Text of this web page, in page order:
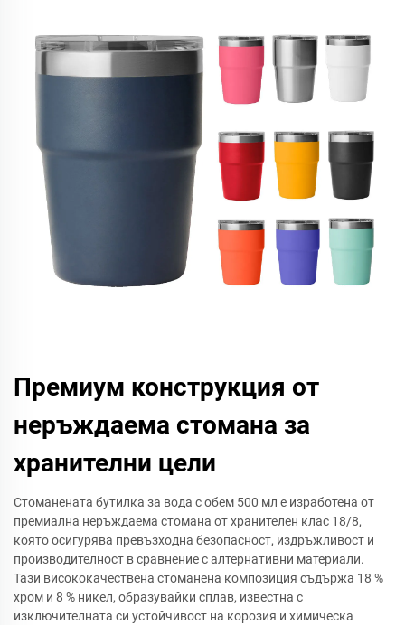
Премиум конструкция от
неръждаема стомана за
хранителни цели
Стоманената бутилка за вода с обем 500 мл е изработена от
премиална неръждаема стомана от хранителен клас 18/8,
която осигурява превъзходна безопасност, издръжливост и
производителност в сравнение с алтернативни материали.
Тази висококачествена стоманена композиция съдържа 18 %
хром и 8 % никел, образувайки сплав, известна с
изключителната си устойчивост на корозия и химическа